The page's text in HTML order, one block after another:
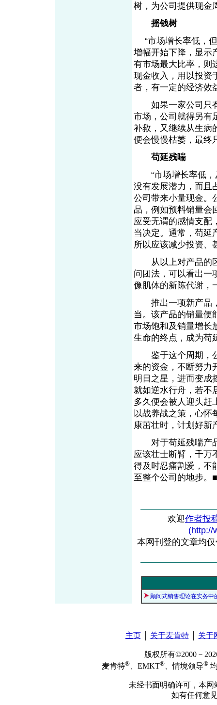
树，为公司提供现金
摇钱树
“市场增长率低，
增幅开始下降，显示
有市场最大比率，则
现金收入，用以投资
者，有一定的经济效
如果一家公司只有
市场，公司就得另有
补救，又继续从生病
便会慢慢枯萎，最终
苟延残喘
“市场增长率低，
没有发展潜力，而且
公司带来小量现金。
品，例如预料销量会
应受无谓的感情支配
当决定。通常，苟延
所以应该减少投资、
从以上对产品的区
问团法，可以看出一
像肌体的新陈代谢，
推出一项新产品，
当。该产品的销量便
市场饱和及销量增长
生命的终点，成为苟
鉴于这个周期，公
来的资金，不断努力
明日之星，进而变成
就如逆水行舟，若不
多久便会被人迎头赶
以战养战之策，心怀
康茁壮时，计划好新
对于苟延残喘产品
应该壮士断臂，千万
得及时忍痛割爱，不
至整个公司的地步。■
欢迎作者投
(http://
本网刊登的文章均
顾问式销售理论在实务中
主页│ 关于麦肯特│ 关于
版权所有©2000－
麦肯特® 、EMKT® 、情境领导®
未经书面明确许可，本
如有任何意